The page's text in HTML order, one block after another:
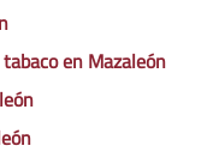
en Mazaleón